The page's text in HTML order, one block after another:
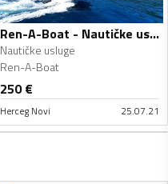
Ren-A-Boat - Nautičke usluge
Nautičke usluge
Ren-A-Boat
250€
Herceg Novi 25.07.21